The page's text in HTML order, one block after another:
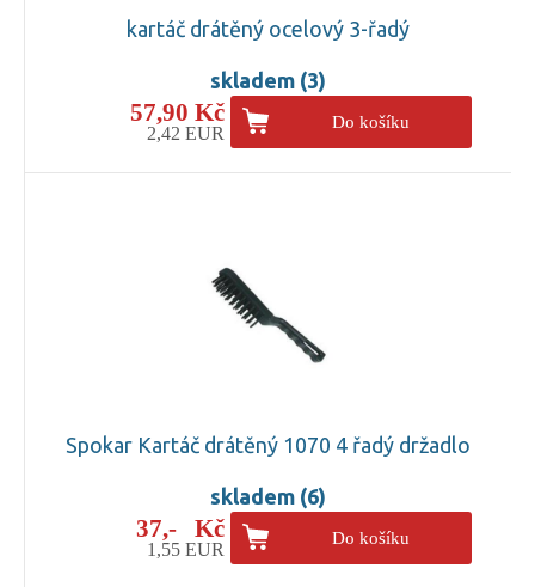
kartáč drátěný ocelový 3-řadý
skladem (3)
57,90 Kč
2,42 EUR
Do košíku
Spokar Kartáč drátěný 1070 4 řadý držadlo
skladem (6)
37,- Kč
1,55 EUR
Do košíku